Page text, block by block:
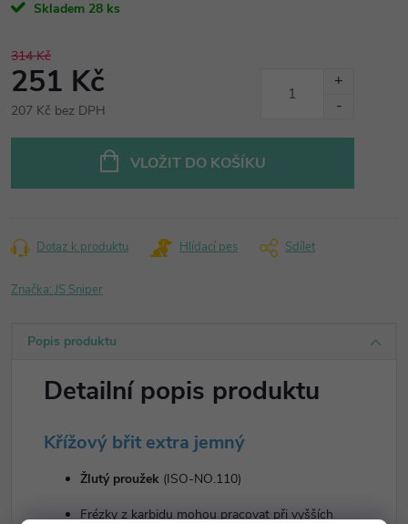
Skladem 28 ks
314 Kč
251 Kč
207 Kč bez DPH
VLOŽIT DO KOŠÍKU
Dotaz k produktu Hlídací pes Sdílet
Značka: JS Sniper
Popis produktu
Detailní popis produktu
Křížový břit extra jemný
Žlutý proužek (ISO-NO.110)
Frézky z karbidu mohou pracovat při vyšších